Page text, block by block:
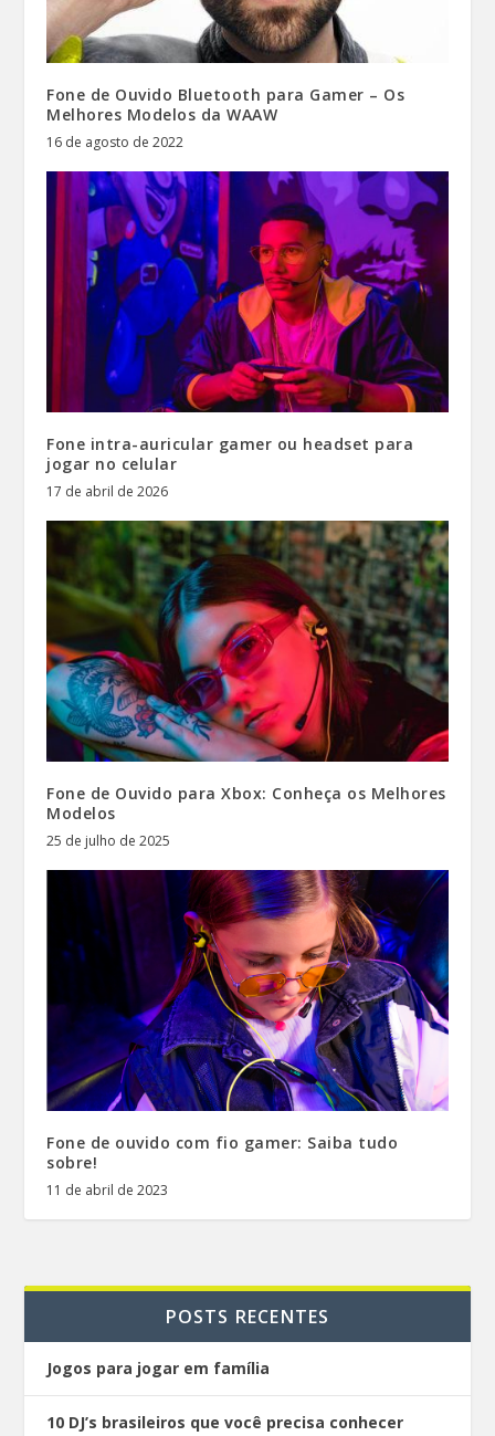
Fone de Ouvido Bluetooth para Gamer – Os
Melhores Modelos da WAAW
16 de agosto de 2022
Fone intra-auricular gamer ou headset para
jogar no celular
17 de abril de 2026
Fone de Ouvido para Xbox: Conheça os Melhores
Modelos
25 de julho de 2025
Fone de ouvido com fio gamer: Saiba tudo
sobre!
11 de abril de 2023
POSTS RECENTES
Jogos para jogar em família
10 DJ’s brasileiros que você precisa conhecer